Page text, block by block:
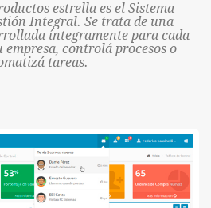
estrella es el Sistema
Integral. Se trata de una
íntegramente para cada
controlá procesos o
tareas.